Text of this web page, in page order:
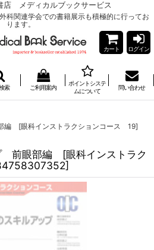
メディカルブックサービス
科関連学会での書籍展示も積極的に行ってお
ります。
カート ログイン
索 ご利用案内
ポイントシステ
ムについて
問い合わせ
編 [眼科インストラクションコース 19]
前眼部編 [眼科インストラク
]